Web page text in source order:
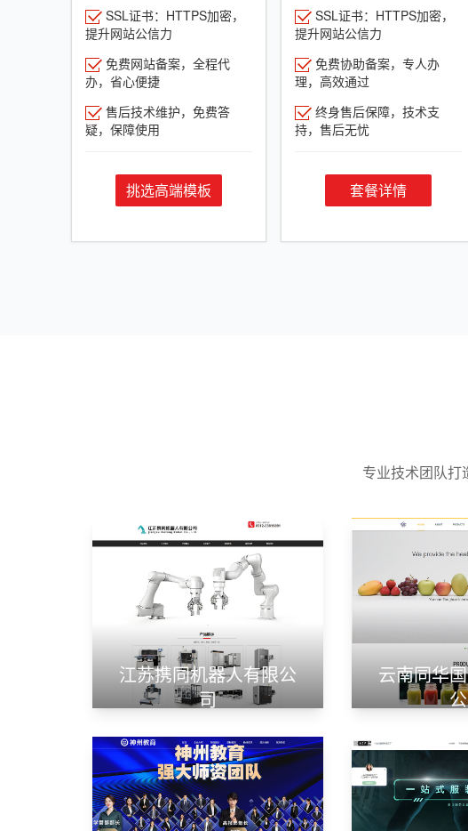
SSL证书：HTTPS加密，
提升网站公信力
免费网站备案，全程代
办，省心便捷
售后技术维护，免费答
疑，保障使用
挑选高端模板
SSL证书：HTTPS加密，
提升网站公信力
免费协助备案，专人办
理，高效通过
终身售后保障，技术支
持，售后无忧
套餐详情
专业技术团队
江苏携同机器人有限公
司
云南同华